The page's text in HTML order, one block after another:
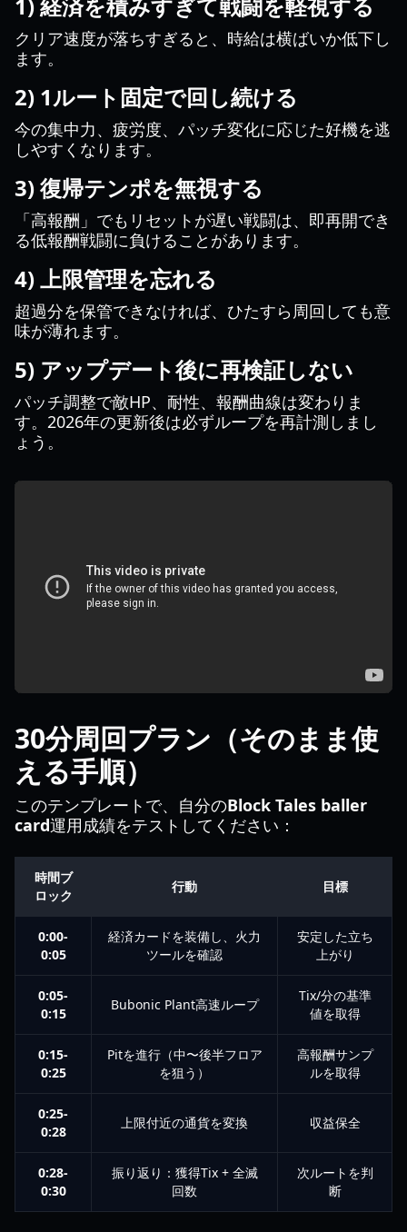
クリア速度が落ちすぎると、時給は横ばいか低下し
ます。
2) 1ルート固定で回し続ける
今の集中力、疲労度、パッチ変化に応じた好機を逃
しやすくなります。
3) 復帰テンポを無視する
「高報酬」でもリセットが遅い戦闘は、即再開でき
る低報酬戦闘に負けることがあります。
4) 上限管理を忘れる
超過分を保管できなければ、ひたすら周回しても意
味が薄れます。
5) アップデート後に再検証しない
パッチ調整で敵HP、耐性、報酬曲線は変わりま
す。2026年の更新後は必ずループを再計測しまし
ょう。
30分周回プラン（そのまま使
える手順）
このテンプレートで、自分のBlock Tales baller
card運用成績をテストしてください：
時間ブ
ロック
行動 目標
0:00-
0:05
経済カードを装備し、火力
ツールを確認
安定した立ち
上がり
0:05-
0:15
Bubonic Plant高速ループ
Tix/分の基準
値を取得
0:15-
0:25
Pitを進行（中〜後半フロア
を狙う）
高報酬サンプ
ルを取得
0:25-
0:28
上限付近の通貨を変換 収益保全
0:28-
0:30
振り返り：獲得Tix + 全滅
回数
次ルートを判
断